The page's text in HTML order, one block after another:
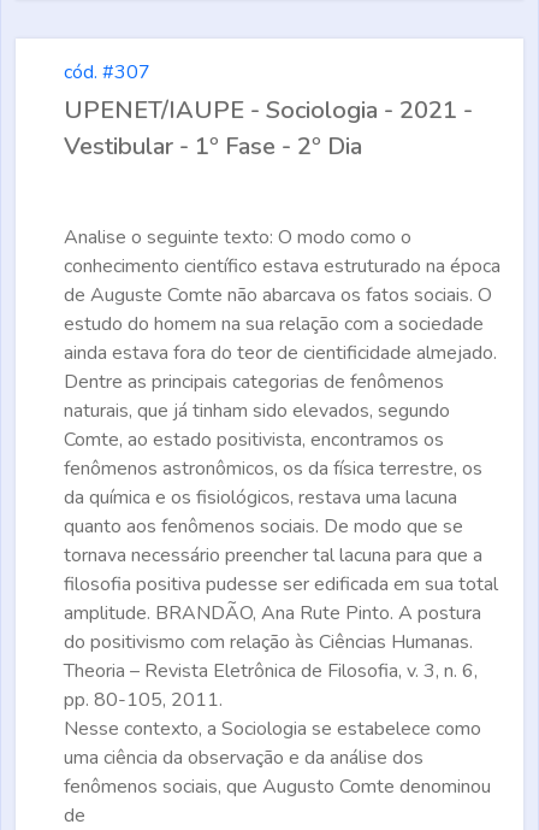
cód. #307
UPENET/IAUPE - Sociologia - 2021 -
Vestibular - 1º Fase - 2º Dia
Analise o seguinte texto: O modo como o
conhecimento científico estava estruturado na época
de Auguste Comte não abarcava os fatos sociais. O
estudo do homem na sua relação com a sociedade
ainda estava fora do teor de cientificidade almejado.
Dentre as principais categorias de fenômenos
naturais, que já tinham sido elevados, segundo
Comte, ao estado positivista, encontramos os
fenômenos astronômicos, os da física terrestre, os
da química e os fisiológicos, restava uma lacuna
quanto aos fenômenos sociais. De modo que se
tornava necessário preencher tal lacuna para que a
filosofia positiva pudesse ser edificada em sua total
amplitude. BRANDÃO, Ana Rute Pinto. A postura
do positivismo com relação às Ciências Humanas.
Theoria – Revista Eletrônica de Filosofia, v. 3, n. 6,
pp. 80-105, 2011.
Nesse contexto, a Sociologia se estabelece como
uma ciência da observação e da análise dos
fenômenos sociais, que Augusto Comte denominou
de